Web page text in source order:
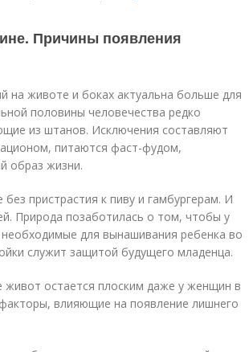
Причины появления
животе и боках актуальна больше для
половины человечества редко
из штанов. Исключения составляют
питаются фаст-фудом,
образ жизни.
пристрастия к пиву и гамбургерам. И
Природа позаботилась о том, чтобы у
для вынашивания ребенка во
служит защитой будущего младенца.
живот остается плоским даже у женщин в
влияющие на появление лишнего